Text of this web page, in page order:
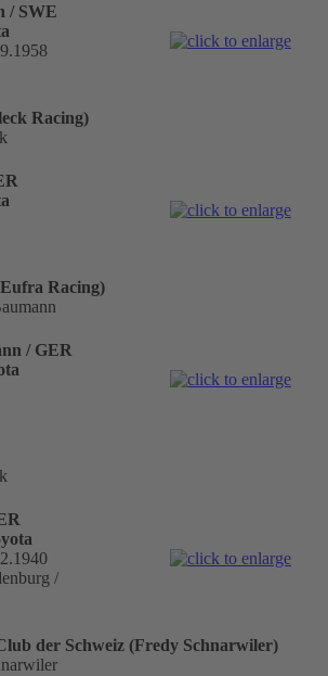
/ SWE
Racing)
Racing)
/ GER
/
der Schweiz (Fredy Schnarwiler)